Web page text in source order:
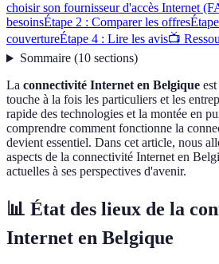
choisir son fournisseur d'accès Internet
besoinsÉtape 2 : Comparer les offres
couvertureÉtape 4 : Lire les avis📺
Sommaire(10 sections)
La connectivité Internet en Belgique
touche à la fois les particuliers et les
rapide des technologies et la montée en
comprendre comment fonctionne la
devient essentiel. Dans cet article, nous
aspects de la connectivité Internet en
actuelles à ses perspectives d'avenir.
📊 État des lieux de la
Internet en Belgique